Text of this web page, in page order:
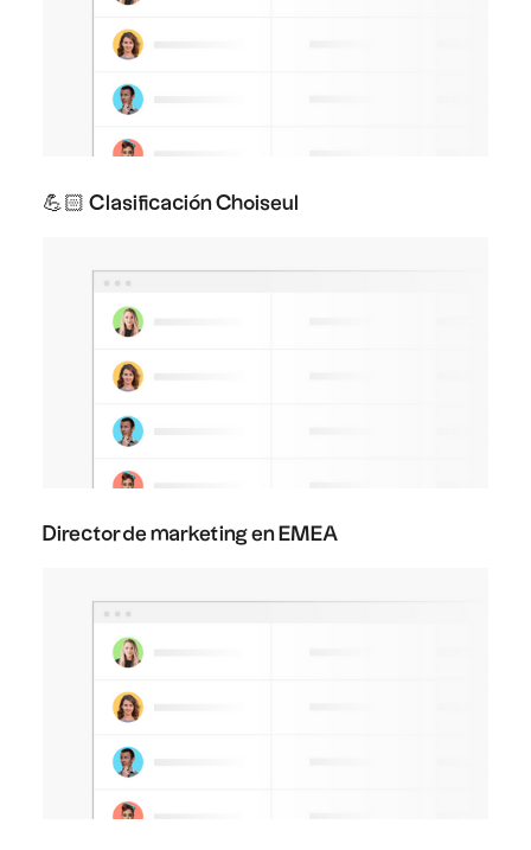
💪🏻 Clasificación Choiseul
Director de marketing en EMEA